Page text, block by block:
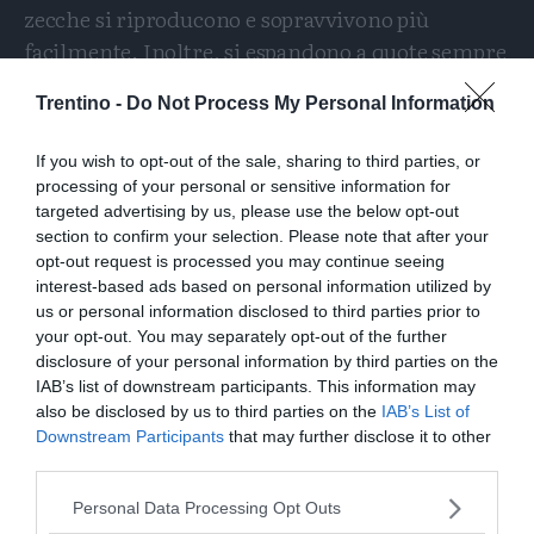
Trentino - Do Not Process My Personal Information
If you wish to opt-out of the sale, sharing to third parties, or
processing of your personal or sensitive information for
targeted advertising by us, please use the below opt-out
section to confirm your selection. Please note that after your
opt-out request is processed you may continue seeing
interest-based ads based on personal information utilized by
us or personal information disclosed to third parties prior to
your opt-out. You may separately opt-out of the further
disclosure of your personal information by third parties on the
IAB’s list of downstream participants. This information may
also be disclosed by us to third parties on the IAB’s List of
Downstream Participants that may further disclose it to other
Personal Data Processing Opt Outs
zecche si riproducono e sopravvivono più
facilmente. Inoltre, si espandono a quote sempre
più elevate, tanto che oggi è possibile trovarle
anche in certe aree tra i 1.500 e i 2.000 metri. E
aumenta la percentuale di zecche portatrici del
virus della Tbe o dei batteri che pososno
provocarelaborreliosi (o malattia di
Lyme), si stima che in media almeno una su
quattro lo sia.
I ricercatori della Fem e dei partner hanno
scoperto chela diffusione della presenza è
proporzionale anche allo sviluppo di
alcuni pollini.
L'articolo inserito nel Report di intitola "Il polline
come indicatore di rischio di encefalite virale